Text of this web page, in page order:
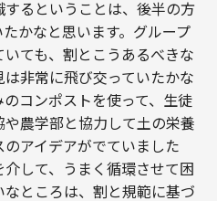
するということは、後半の方
かなと思います。グループ
ても、割とこうあるべきな
非常に飛び交っていたかな
コンポストを使って、生徒
農学部と協力して土の栄養
アイデアがでていました
して、うまく循環させて困
ところは、割と規範に基づ